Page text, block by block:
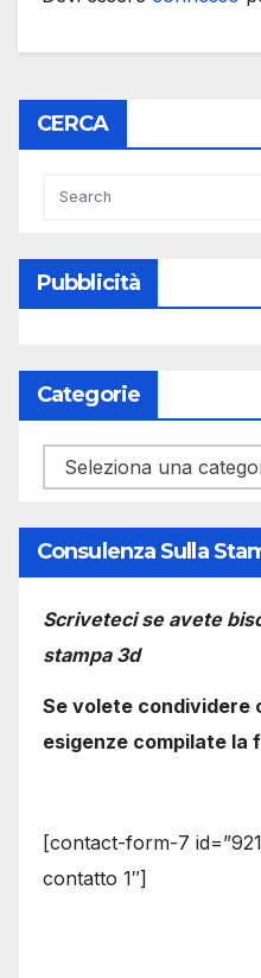
CERCA
Pubblicità
Categorie
Categorie
Consulenza Sulla
Scriveteci se avete
stampa 3d
Se volete condividere
esigenze compilate la
[contact-form-7
contatto 1″]